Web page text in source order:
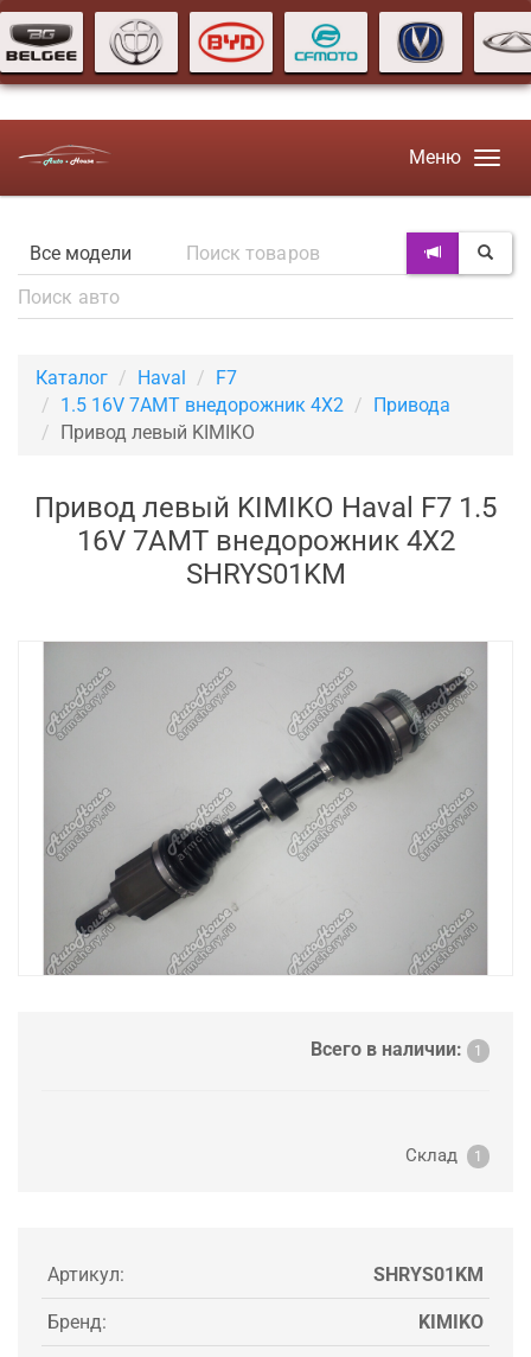
Меню
Каталог Haval
F7
1.5 16V 7AMT внедорожник 4X2
Привода
Привод левый KIMIKO
Привод левый KIMIKO Haval F7 1.5
16V 7AMT внедорожник 4X2
SHRYS01KM
Всего в наличии: 1
Склад 1
Артикул: SHRYS01KM
Бренд: KIMIKO